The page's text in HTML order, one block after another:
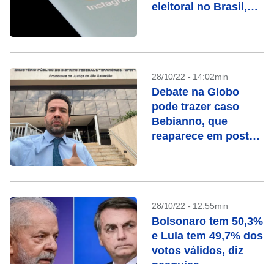
eleitoral no Brasil,
28/10/22 - 14:02min
Debate na Globo
pode trazer caso
Bebianno, que
reaparece em posts
28/10/22 - 12:55min
Bolsonaro tem 50,3%
e Lula tem 49,7% dos
votos válidos, diz